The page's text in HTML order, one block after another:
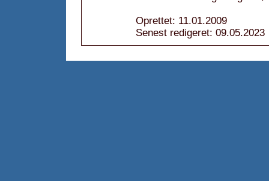
Oprettet: 11.01.2009
Senest redigeret: 09.05.2023